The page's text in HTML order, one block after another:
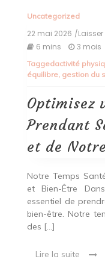
Uncategorized
22 mai 2026 /
6 mins 3 mois
Taggedactivité
équilibre, gestion du
Optimisez
Prendant
et de
Notre Temps
et Bien-Être
essentiel de
bien-être. Notre
des […]
Lire la suite